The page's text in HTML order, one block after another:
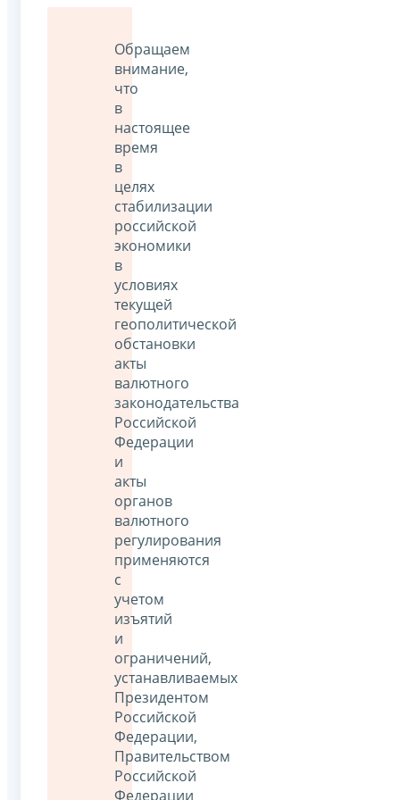
Обращаем
внимание,
что
в
настоящее
время
в
целях
стабилизации
российской
экономики
в
условиях
текущей
геополитической
обстановки
акты
валютного
законодательства
Российской
Федерации
и
акты
органов
валютного
регулирования
применяются
с
учетом
изъятий
и
ограничений,
устанавливаемых
Президентом
Российской
Федерации,
Правительством
Российской
Федерации